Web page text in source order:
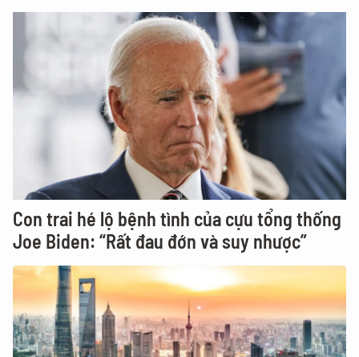
Con trai hé lộ bệnh tình của cựu tổng thống
Joe Biden: “Rất đau đớn và suy nhược”